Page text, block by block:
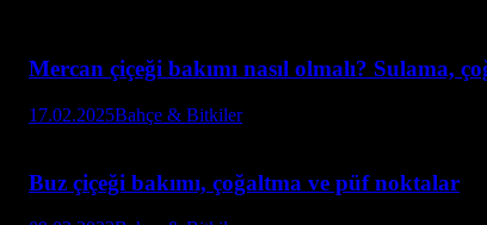
Mercan çiçeği bakımı nasıl olmalı? Sulama,
17.02.2025Bahçe & Bitkiler
Buz çiçeği bakımı, çoğaltma ve püf noktalar